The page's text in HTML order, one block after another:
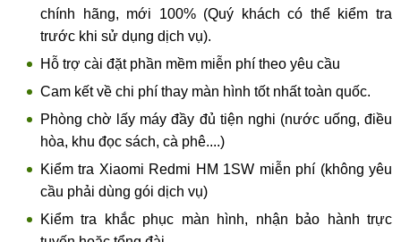
chính hãng, mới 100% (Quý khách có thể kiểm tra
trước khi sử dụng dịch vụ).
Hỗ trợ cài đặt phần mềm miễn phí theo yêu cầu
Cam kết về chi phí thay màn hình tốt nhất toàn quốc.
Phòng chờ lấy máy đầy đủ tiện nghi (nước uống, điều
hòa, khu đọc sách, cà phê....)
Kiểm tra Xiaomi Redmi HM 1SW miễn phí (không yêu
cầu phải dùng gói dịch vụ)
Kiểm tra khắc phục màn hình, nhận bảo hành trực